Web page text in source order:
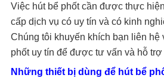
Việc hút bể phốt cần được thực
cấp dịch vụ có uy tín và có kinh
Chúng tôi khuyến khích bạn liên
phốt uy tín để được tư vấn và hỗ trợ
Những thiết bị dùng để hút bể